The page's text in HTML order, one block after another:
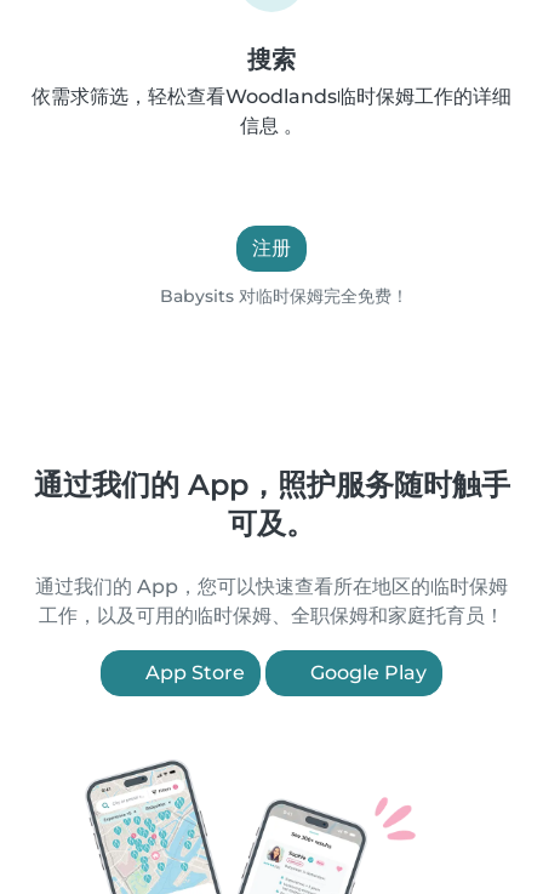
搜索
依需求筛选，轻松查看Woodlands临时保姆工作的详细
信息 。
注册
Babysits 对临时保姆完全免费！
通过我们的 App，照护服务随时触手
可及。
通过我们的 App，您可以快速查看所在地区的临时保姆
工作，以及可用的临时保姆、全职保姆和家庭托育员！
App Store Google Play